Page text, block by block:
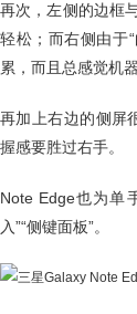
再次，左侧的边框
轻松；而右侧由于
累，而且总感觉机
再加上右边的侧屏
握感要胜过右手。
Note Edge也为单
入”“侧键面板”。